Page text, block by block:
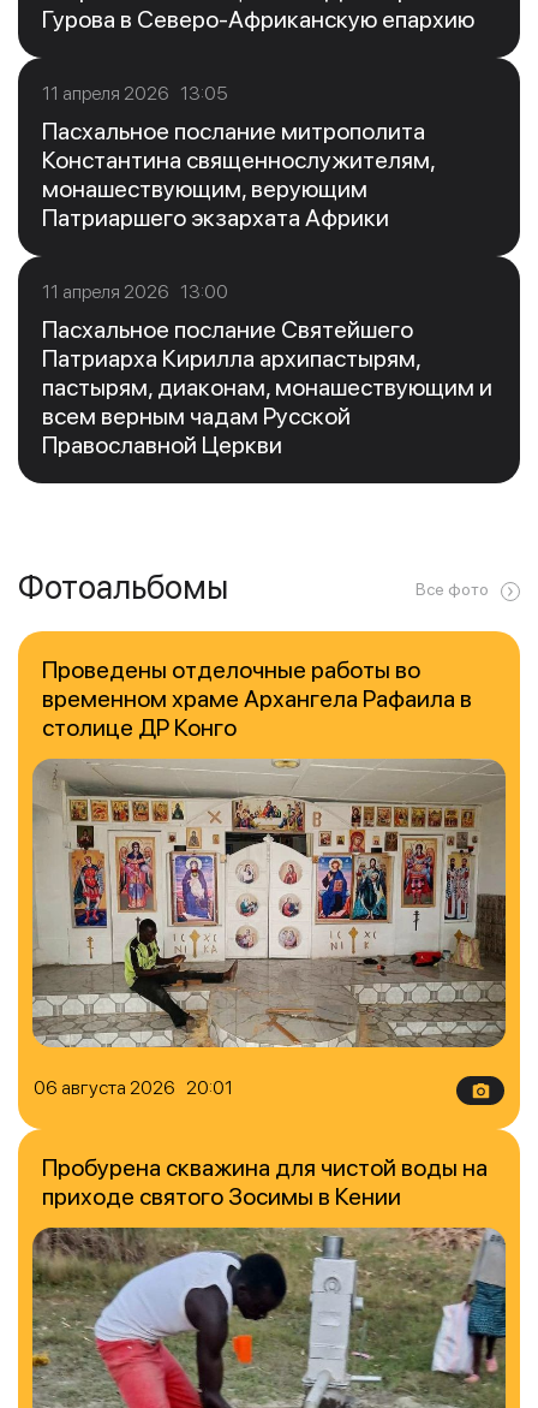
Гурова в Северо-Африканскую епархию
11 апреля 2026 13:05
Пасхальное послание митрополита
Константина священнослужителям,
монашествующим, верующим
Патриаршего экзархата Африки
11 апреля 2026 13:00
Пасхальное послание Святейшего
Патриарха Кирилла архипастырям,
пастырям, диаконам, монашествующим и
всем верным чадам Русской
Православной Церкви
Фотоальбомы Все фото
06 августа 2026 20:01
Проведены отделочные работы во
временном храме Архангела Рафаила в
столице ДР Конго
Пробурена скважина для чистой воды на
приходе святого Зосимы в Кении